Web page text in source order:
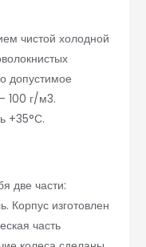
чистой холодной
допустимое
100 г/м3.
+35°С.
две части:
Корпус изготовлен
часть